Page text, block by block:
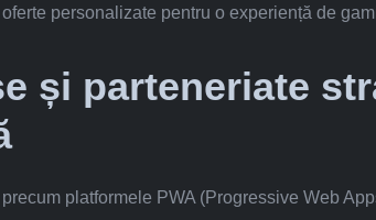
personalizate pentru o experiență de
și parteneriate
platformele PWA (Progressive Web